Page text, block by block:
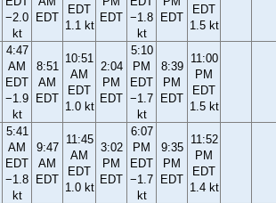
−2.0
kt
EDT
EDT
1.1 kt
EDT −1.8
kt
EDT
EDT
1.5 kt
4:47
AM
EDT
−1.9
kt
8:51
AM
EDT
10:51
AM
EDT
1.0 kt
2:04
PM
EDT
5:10
PM
EDT
−1.7
kt
8:39
PM
EDT
11:00
PM
EDT
1.5 kt
5:41
AM
EDT
−1.8
kt
9:47
AM
EDT
11:45
AM
EDT
1.0 kt
3:02
PM
EDT
6:07
PM
EDT
−1.7
kt
9:35
PM
EDT
11:52
PM
EDT
1.4 kt